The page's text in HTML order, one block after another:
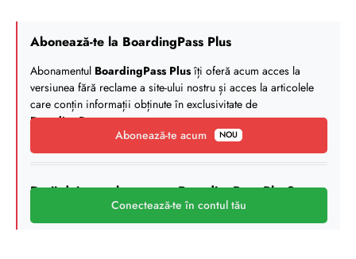
Abonează-te la BoardingPass Plus
Abonamentul BoardingPass Plusîți oferă acum acces la
versiunea fără reclame a site-ului nostru și acces la articolele
care conțin informații obținute în exclusivitate de
BoardingPass.
Abonează-te acum
NOU
Deții deja un abonament BoardingPass Plus?
Conectează-te în contul tău